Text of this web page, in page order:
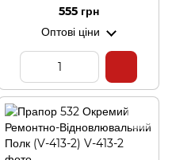
Біологічного Захисту (V-411-
555 грн
Оптові ціни